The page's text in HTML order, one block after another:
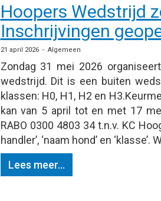
Hoopers Wedstrijd
Inschrijvingen
21 april 2026 - Algemeen
Zondag 31 mei 2026
wedstrijd. Dit is een buiten
klassen: H0, H1, H2 en
kan van 5 april tot en met 17
RABO 0300 4803 34 t.n.v. KC
handler’, ‘naam hond’ en
Lees meer...